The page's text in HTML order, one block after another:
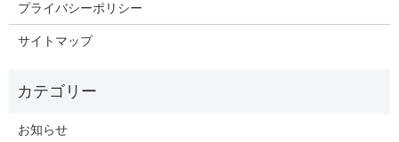
プライバシーポリシー
サイトマップ
お知らせ